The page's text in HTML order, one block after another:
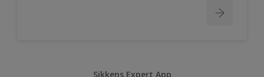
Sikkens Expert App